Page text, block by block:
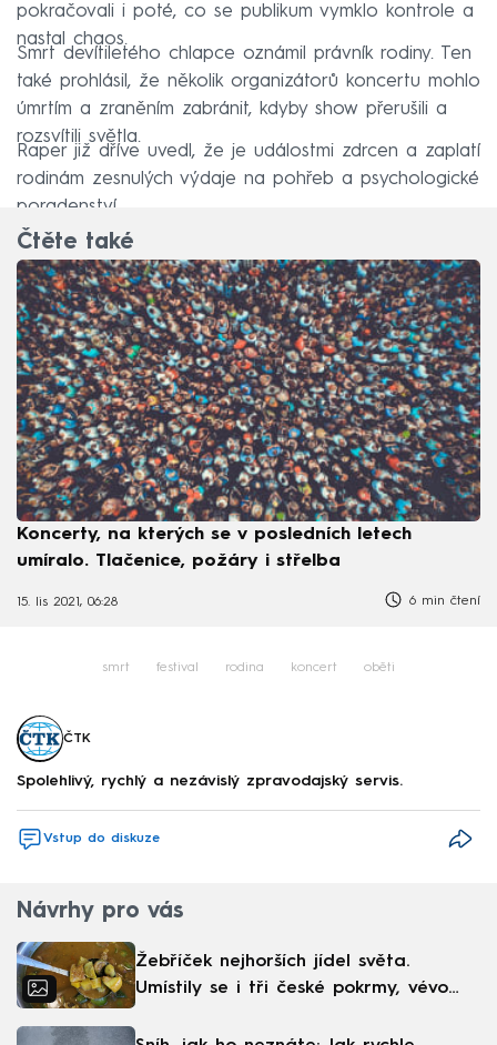
pokračovali i poté, co se publikum vymklo kontrole a
nastal chaos.
Smrt devítiletého chlapce oznámil právník rodiny. Ten
také prohlásil, že několik organizátorů koncertu mohlo
úmrtím a zraněním zabránit, kdyby show přerušili a
rozsvítili světla.
Raper již dříve uvedl, že je událostmi zdrcen a zaplatí
rodinám zesnulých výdaje na pohřeb a psychologické
poradenství.
Čtěte také
Koncerty, na kterých se v posledních letech
umíralo. Tlačenice, požáry i střelba
15. lis 2021, 06:28 6 min čtení
smrt festival rodina koncert oběti
ČTK
Spolehlivý, rychlý a nezávislý zpravodajský servis.
Vstup do diskuze
Návrhy pro vás
Žebříček nejhorších jídel světa.
Umístily se i tři české pokrmy, vévodí